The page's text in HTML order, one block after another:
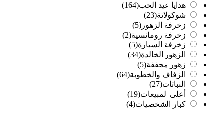
هدايا عيد الحب(164)
شوكولاتة(23)
زخرفة الزهور (5)
زخرفة رومانسية(2)
زخرفة السيارة(5)
الزهور الخالدة(34)
زهور مجففة(5)
الزفاف والخطوبة(64)
النباتات(27)
أعلى المبيعات(19)
كبار الشخصيات(4)